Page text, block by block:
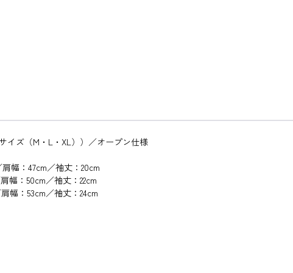
イズ（M・L・XL））／オープン仕様
幅：47cm／袖丈：20cm
：50cm／袖丈：22cm
：53cm／袖丈：24cm